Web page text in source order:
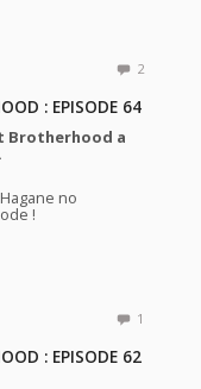
2
: EPISODE 64
Brotherhood a
no
!
1
: EPISODE 62